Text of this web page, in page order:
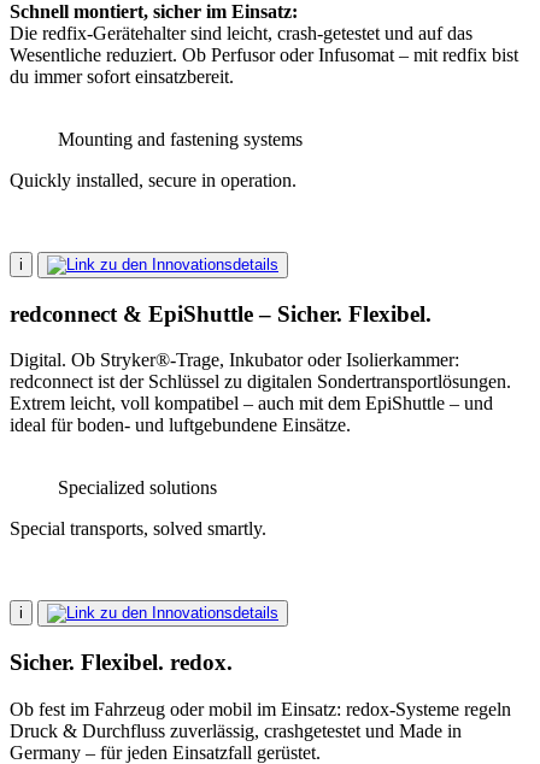
Schnell montiert, sicher im Einsatz:
Die redfix-Gerätehalter sind leicht, crash-getestet und auf das
Wesentliche reduziert. Ob Perfusor oder Infusomat – mit redfix bist
du immer sofort einsatzbereit.
Mounting and fastening systems
Quickly installed, secure in operation.
i
redconnect & EpiShuttle – Sicher. Flexibel.
Digital. Ob Stryker®-Trage, Inkubator oder Isolierkammer:
redconnect ist der Schlüssel zu digitalen Sondertransportlösungen.
Extrem leicht, voll kompatibel – auch mit dem EpiShuttle – und
ideal für boden- und luftgebundene Einsätze.
Specialized solutions
Special transports, solved smartly.
i
Sicher. Flexibel. redox.
Ob fest im Fahrzeug oder mobil im Einsatz: redox-Systeme regeln
Druck & Durchfluss zuverlässig, crashgetestet und Made in
Germany – für jeden Einsatzfall gerüstet.